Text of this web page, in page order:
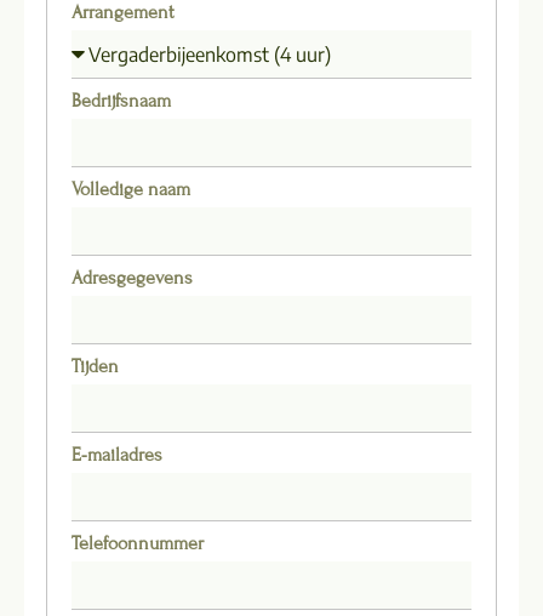
Arrangement
Bedrijfsnaam
Volledige naam
Adresgegevens
Tijden
E-mailadres
Telefoonnummer